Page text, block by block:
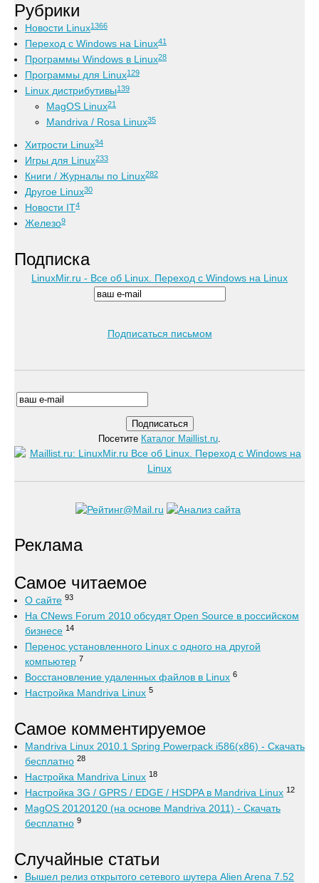
Рубрики
Новости Linux1366
Переход с Windows на Linux41
Программы Windows в Linux28
Программы для Linux129
Linux дистрибутивы139
MagOS Linux21
Mandriva / Rosa Linux35
Хитрости Linux34
Игры для Linux233
Книги / Журналы по Linux282
Другое Linux30
Новости IT4
Железо9
Подписка
LinuxMir.ru - Все об Linux. Переход с Windows на Linux
Подписаться письмом
Посетите Каталог Maillist.ru.
Реклама
Самое читаемое
О сайте 93
На CNews Forum 2010 обсудят Open Source в российском
бизнесе 14
Перенос установленного Linux с одного на другой
компьютер 7
Восстановление удаленных файлов в Linux 6
Настройка Mandriva Linux 5
Самое комментируемое
Mandriva Linux 2010.1 Spring Powerpack i586(x86) - Скачать
бесплатно 28
Настройка Mandriva Linux 18
Настройка 3G / GPRS / EDGE / HSDPA в Mandriva Linux 12
MagOS 20120120 (на основе Mandriva 2011) - Скачать
бесплатно 9
Случайные статьи
Вышел релиз открытого сетевого шутера Alien Arena 7.52